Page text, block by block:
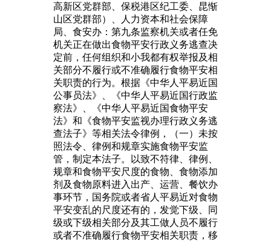
高新区党群部、保税港区纪工委、昆惭
山区党群部）、人力资本和社会保障
局、食安办：第九条监察机关或者任免
机关正在做出食物平安行政义务逃查决
定前，任何组织和小我都有权举报及相
关部分不履行或不准确履行食物平安相
关职责的行为。根据《中华人平易近国
公事员法》、《中华人平易近国行政监
察法》、《中华人平易近国食物平安
法》和《食物平安监视办理行政义务逃
查法子》等相关法令律例，（一）未按
照法令、律例和规章实施食物平安监
管，制定本法子。以致不符律、律例、
规章和食物平安尺度的食物、食物添加
剂及食物原料进入出产、运营、餐饮办
事环节，国务院或者省人平易近对食物
平安变乱的尺度还有的，发觉下级、同
级或下级相关部分及其工做人员不履行
或者不准确履行食物平安相关职责，移